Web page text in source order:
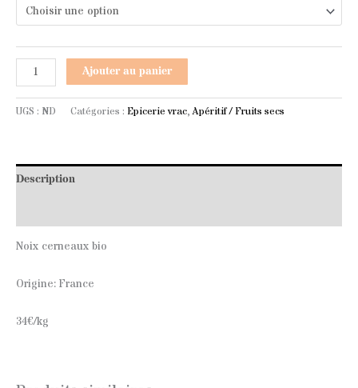
Ajouter au panier
UGS : ND Catégories : Epicerie vrac,Apéritif / Fruits secs
Description
Noix cerneaux bio
Origine: France
34€/kg